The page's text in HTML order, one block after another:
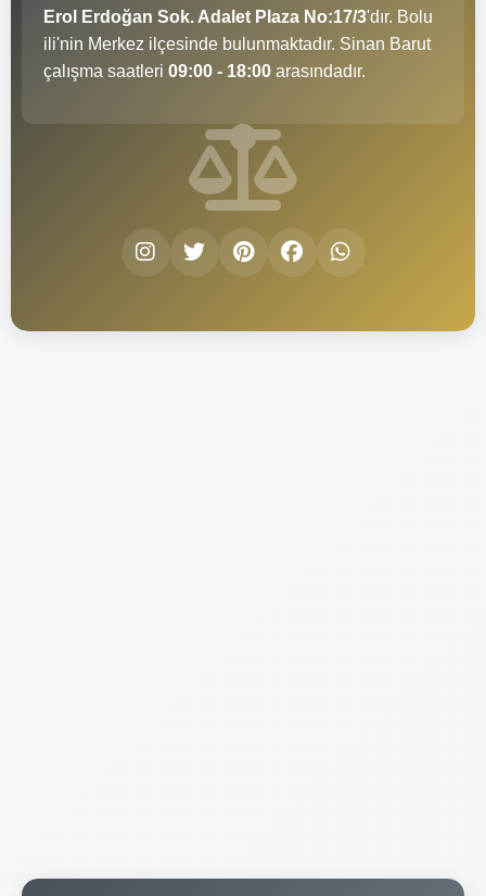
Erol Erdoğan Sok. Adalet Plaza No:17/3'dır. Bolu
ili'nin Merkez ilçesinde bulunmaktadır. Sinan Barut
çalışma saatleri 09:00 - 18:00 arasındadır.